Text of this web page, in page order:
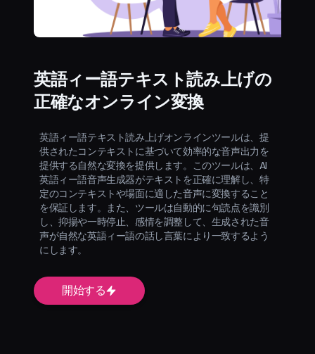
英語ィー語テキスト読み上げの
正確なオンライン変換
英語ィー語テキスト読み上げオンラインツールは、提
供されたコンテキストに基づいて効率的な音声出力を
提供する自然な変換を提供します。このツールは、AI
英語ィー語音声生成器がテキストを正確に理解し、特
定のコンテキストや場面に適した音声に変換すること
を保証します。また、ツールは自動的に句読点を識別
し、抑揚や一時停止、感情を調整して、生成された音
声が自然な英語ィー語の話し言葉により一致するよう
にします。
開始する